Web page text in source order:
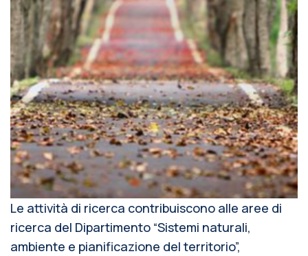
Le attività di ricerca contribuiscono alle aree di
ricerca del Dipartimento “Sistemi naturali,
ambiente e pianificazione del territorio”,